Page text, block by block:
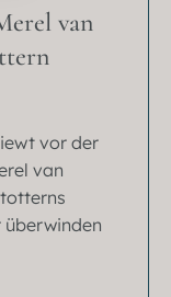
van
vor der
van